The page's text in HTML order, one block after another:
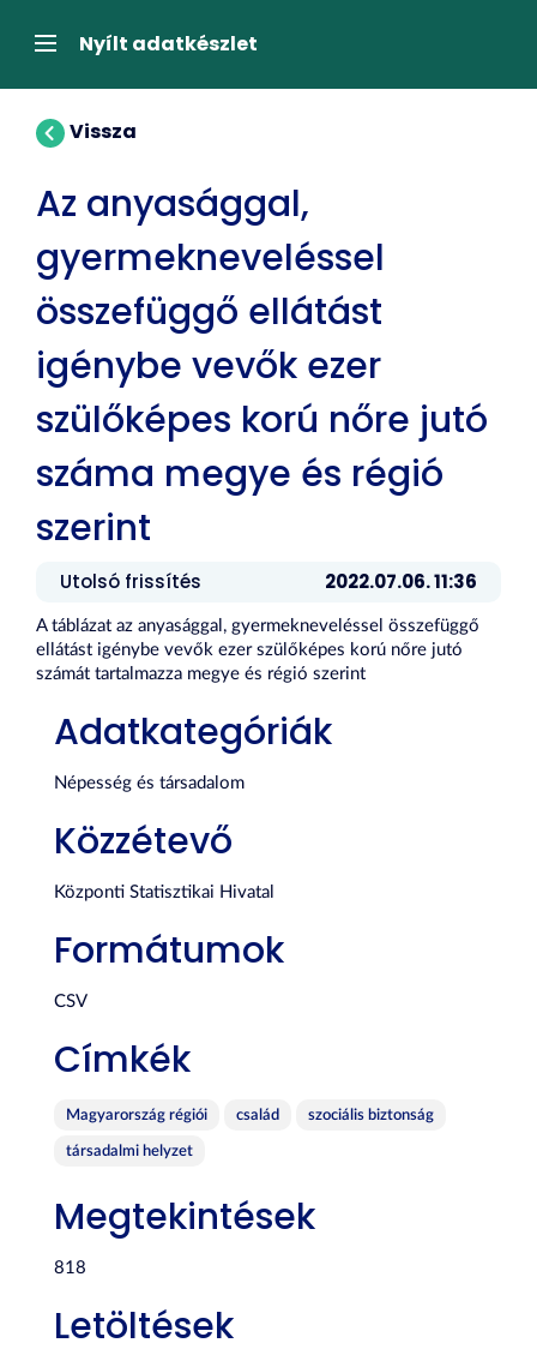
átugrásaNavigációNyílt adatkészlet
Vissza
Az anyasággal,
gyermekneveléssel
összefüggő ellátást
igénybe vevők ezer
szülőképes korú nőre jutó
száma megye és régió
szerint
Utolsó frissítés 2022.07.06. 11:36
A táblázat az anyasággal, gyermekneveléssel összefüggő
ellátást igénybe vevők ezer szülőképes korú nőre jutó
számát tartalmazza megye és régió szerint
Adatkategóriák
Népesség és társadalom
Közzétevő
Központi Statisztikai Hivatal
Formátumok
CSV
Címkék
Magyarország régiói család szociális biztonság
társadalmi helyzet
Megtekintések
818
Letöltések